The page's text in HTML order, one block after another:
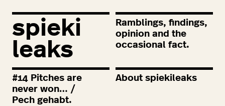
spieki
leaks
Ramblings, findings,
opinion and the
occasional fact.
#14 Pitches are
never won… /
Pech gehabt.
About spiekileaks